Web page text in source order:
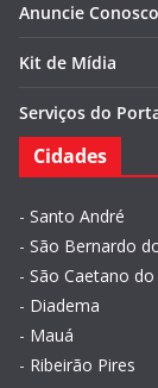
Anuncie Conosco
Kit de Mídia
Serviços do
Cidades
- Santo André
- São Bernardo
- São Caetano do
- Diadema
- Mauá
- Ribeirão Pires